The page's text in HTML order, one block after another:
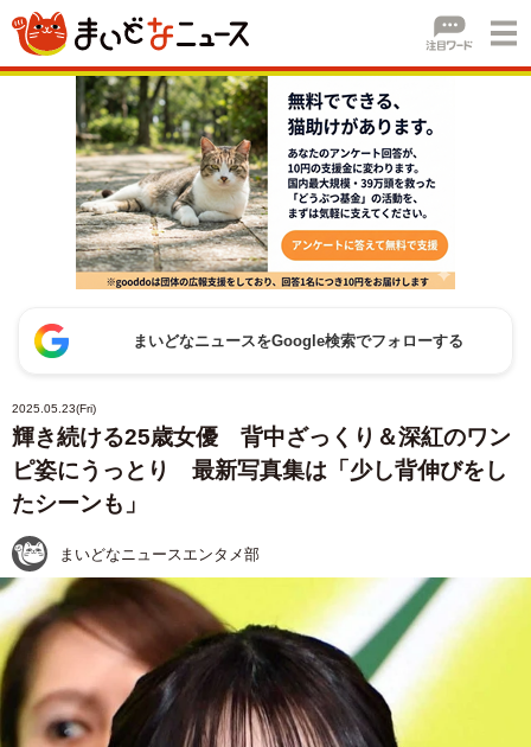
まいどなニュースをGoogle検索でフォローする
2025.05.23(Fri)
輝き続ける25歳女優 背中ざっくり＆深紅のワン
ピ姿にうっとり 最新写真集は「少し背伸びをし
たシーンも」
まいどなニュースエンタメ部